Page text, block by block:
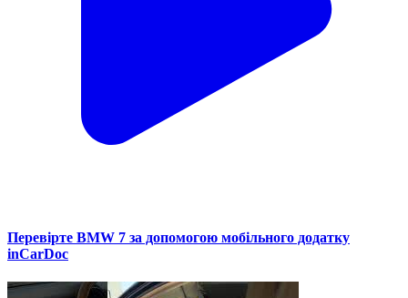
Перевірте BMW 7 за допомогою мобільного додатку
inCarDoc